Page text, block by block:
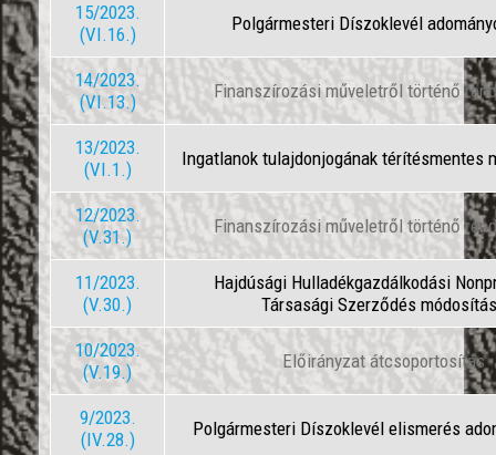
15/2023.
(VI.16.)
Polgármesteri Díszoklevél
14/2023.
(VI.13.)
Finanszírozási műveletről történő
13/2023.
(VI.1.)
Ingatlanok tulajdonjogának térítésmentes
12/2023.
(V.31.)
Finanszírozási műveletről történő
11/2023.
(V.30.)
Hajdúsági Hulladékgazdálkodási
Társasági Szerződés
10/2023.
(V.19.)
Előirányzat átcsoportosítás
9/2023.
(IV.28.)
Polgármesteri Díszoklevél elismerés